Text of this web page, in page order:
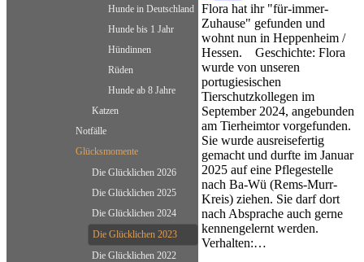
Hunde in Deutschland
Hunde bis 1 Jahr
Hündinnen
Rüden
Hunde ab 8 Jahre
Katzen
Notfälle
Glücksmomente
Die Glücklichen 2026
Die Glücklichen 2025
Die Glücklichen 2024
Die Glücklichen 2023
Die Glücklichen 2022
Flora hat ihr "für-immer-
Zuhause" gefunden und
wohnt nun in Heppenheim /
Hessen. Geschichte: Flora
wurde von unseren
portugiesischen
Tierschutzkollegen im
September 2024, angebunden
am Tierheimtor vorgefunden.
Sie wurde ausreisefertig
gemacht und durfte im Januar
2025 auf eine Pflegestelle
nach Ba-Wü (Rems-Murr-
Kreis) ziehen. Sie darf dort
nach Absprache auch gerne
kennengelernt werden.
Verhalten:…